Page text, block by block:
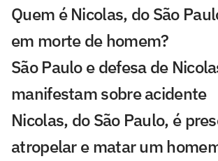
Quem é Nicolas, do São
em morte de homem?
São Paulo e defesa de
manifestam sobre acidente
Nicolas, do São Paulo, é
atropelar e matar um